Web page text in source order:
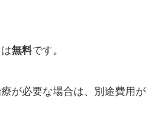
無料です。
が必要な場合は、別途費用が